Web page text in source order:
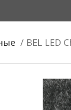
/ BEL LED